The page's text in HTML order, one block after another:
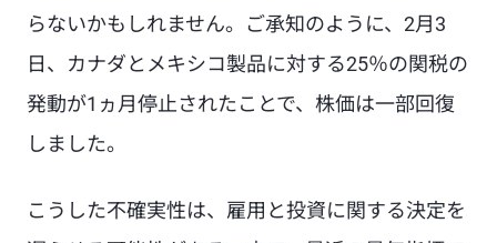
らないかもしれません。ご承知のように、2月3
日、カナダとメキシコ製品に対する25％の関税の
発動が1ヵ月停止されたことで、株価は一部回復
しました。
こうした不確実性は、雇用と投資に関する決定を